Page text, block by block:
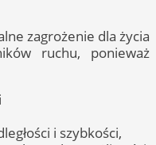
zagrożenie dla życia
ruchu, ponieważ
i szybkości,